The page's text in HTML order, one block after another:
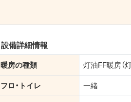
設備詳細情報
暖房の種類
灯油FF暖房（
フロ・トイレ
一緒